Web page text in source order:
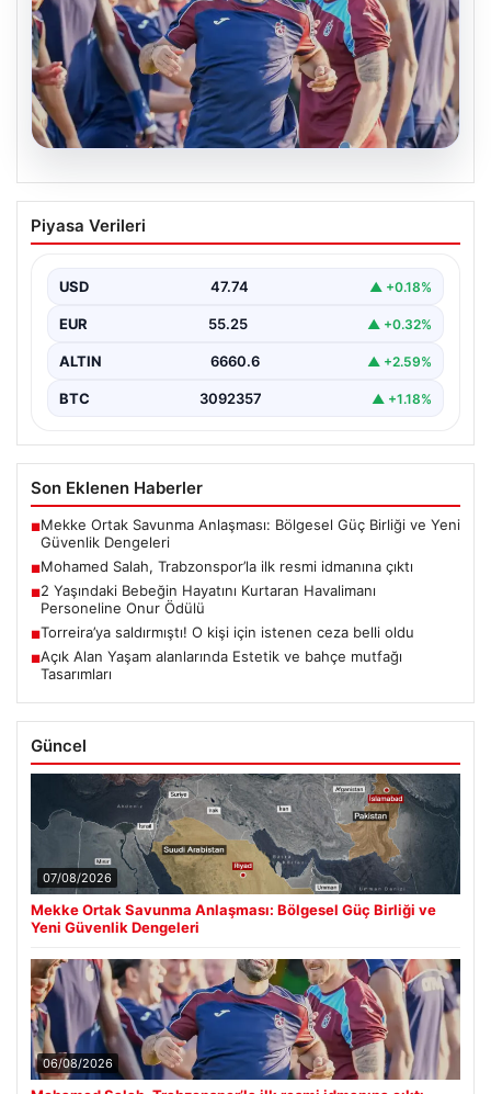
06.08.2026
Mohamed Salah, Trabzonspor’la ilk
resmi idmanına çıktı
Trabzonspor, kadrosuna kattığı Mohamed Salah ile ilk
antrenmanını gerçekleştirmenin…
Piyasa Verileri
USD 47.74 ▲ +0.18%
EUR 55.25 ▲ +0.32%
ALTIN 6660.6 ▲ +2.59%
BTC 3092357 ▲ +1.18%
Son Eklenen Haberler
■Mekke Ortak Savunma Anlaşması: Bölgesel Güç Birliği ve Yeni
Güvenlik Dengeleri
■Mohamed Salah, Trabzonspor’la ilk resmi idmanına çıktı
■2 Yaşındaki Bebeğin Hayatını Kurtaran Havalimanı
Personeline Onur Ödülü
■Torreira’ya saldırmıştı! O kişi için istenen ceza belli oldu
■Açık Alan Yaşam alanlarında Estetik ve bahçe mutfağı
Tasarımları
Güncel
07/08/2026
Mekke Ortak Savunma Anlaşması: Bölgesel Güç Birliği ve
Yeni Güvenlik Dengeleri
06/08/2026